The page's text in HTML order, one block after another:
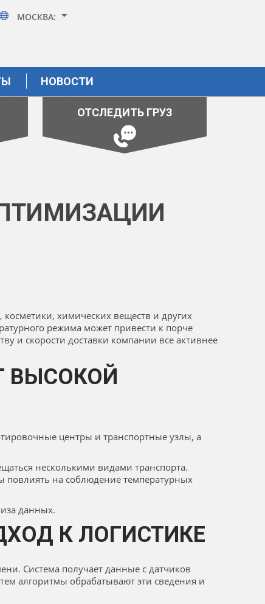
МОСКВА:
НОВОСТИ
ОТСЛЕДИТЬ ГРУЗ
химических веществ и других
режима может привести к порче
и скорости доставки компании все активнее
ВЫСОКОЙ
центры и транспортные узлы, а
несколькими видами транспорта.
повлиять на соблюдение температурных
данных.
К ЛОГИСТИКЕ
Система получает данные с датчиков
алгоритмы обрабатывают эти сведения и